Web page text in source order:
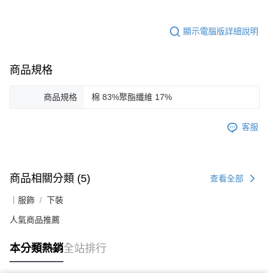
顯示電腦版詳細說明
商品規格
商品規格 棉 83%聚酯纖維 17%
客服
商品相關分類 (5) 查看全部
｜服飾 下裝
人氣商品推薦
本分類熱銷全站排行